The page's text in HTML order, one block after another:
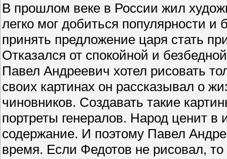
В прошлом веке в России жил
легко мог добиться популярности и
принять предложение царя стать
Отказался от спокойной и
Павел Андреевич хотел рисовать
своих картинах он рассказывал о
чиновников. Создавать такие
портреты генералов. Народ ценит в
содержание. И поэтому Павел
время. Если Федотов не рисовал,